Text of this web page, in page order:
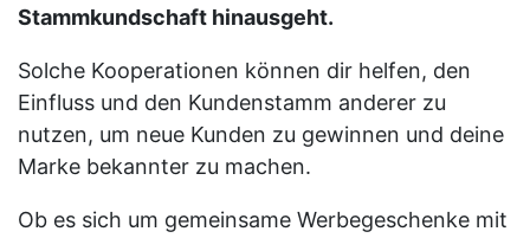
Stammkundschaft hinausgeht.
Solche Kooperationen können dir helfen, den
Einfluss und den Kundenstamm anderer zu
nutzen, um neue Kunden zu gewinnen und deine
Marke bekannter zu machen.
Ob es sich um gemeinsame Werbegeschenke mit